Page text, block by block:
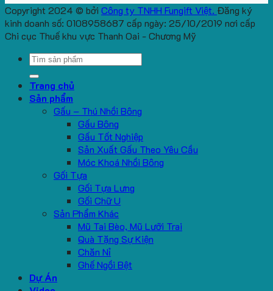
Copyright 2024 © bởi Công ty TNHH Fungift Việt. Đăng ký
kinh doanh số: 0108958687 cấp ngày: 25/10/2019 nơi cấp
Chi cục Thuế khu vực Thanh Oai - Chương Mỹ
Search
for:
Trang chủ
Sản phẩm
Gấu – Thú Nhồi Bông
Gấu Bông
Gấu Tốt Nghiệp
Sản Xuất Gấu Theo Yêu Cầu
Móc Khoá Nhồi Bông
Gối Tựa
Gối Tựa Lưng
Gối Chữ U
Sản Phẩm Khác
Mũ Tai Bèo, Mũ Lưỡi Trai
Quà Tặng Sự Kiện
Chăn Nỉ
Ghế Ngồi Bệt
Dự Án